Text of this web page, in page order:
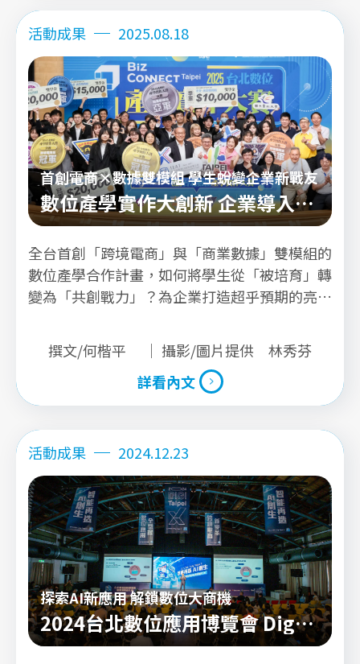
活動成果
2025.08.18
首創電商×數據雙模組 學生蛻變企業新戰友
數位產學實作大創新 企業導入電
商數據即戰力
全台首創「跨境電商」與「商業數據」雙模組的
數位產學合作計畫，如何將學生從「被培育」轉
變為「共創戰力」？為企業打造超乎預期的亮眼
撰文/何楷平 ｜ 攝影/圖片提供 林秀芬
詳看內文
活動成果
2024.12.23
探索AI新應用 解鎖數位大商機
2024台北數位應用博覽會 Digi
Taipei X